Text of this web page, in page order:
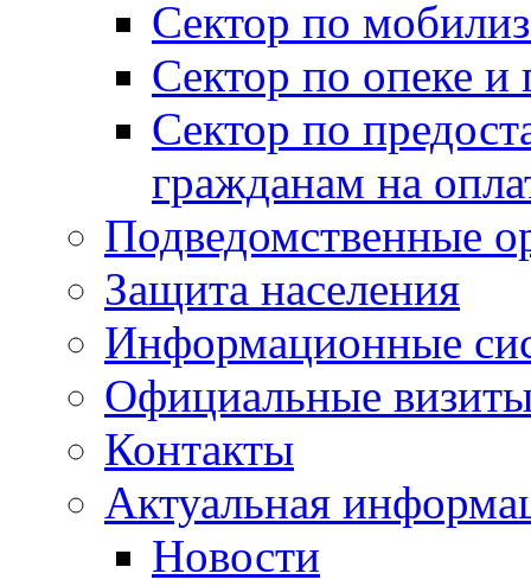
Сектор по
Сектор по опеке и
Сектор по
гражданам на
Подведомственные
Защита населения
Информационные
Официальные
Контакты
Актуальная
Новости